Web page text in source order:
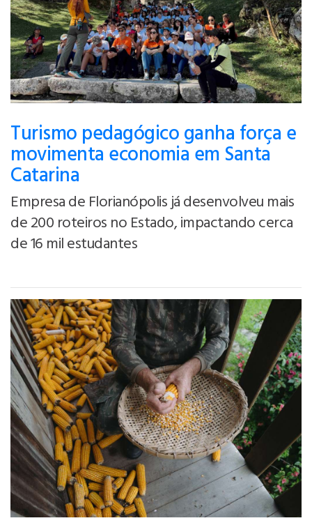
Turismo pedagógico ganha força e
movimenta economia em Santa
Catarina
Empresa de Florianópolis já desenvolveu mais
de 200 roteiros no Estado, impactando cerca
de 16 mil estudantes